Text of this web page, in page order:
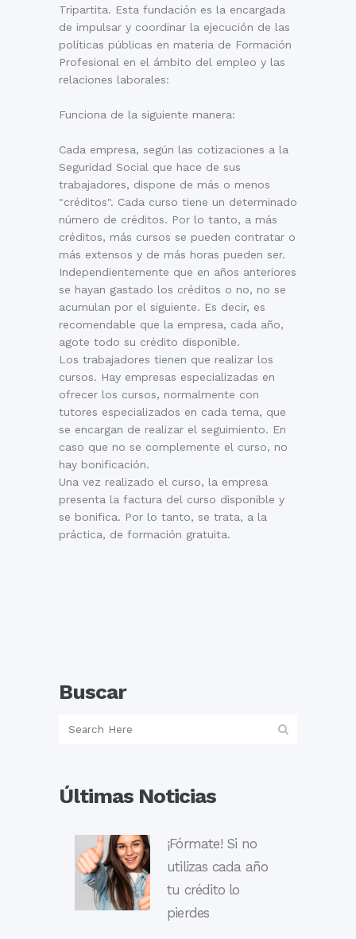
Tripartita. Esta fundación es la encargada
de impulsar y coordinar la ejecución de las
políticas públicas en materia de Formación
Profesional en el ámbito del empleo y las
relaciones laborales:
Funciona de la siguiente manera:
Cada empresa, según las cotizaciones a la
Seguridad Social que hace de sus
trabajadores, dispone de más o menos
"créditos". Cada curso tiene un determinado
número de créditos. Por lo tanto, a más
créditos, más cursos se pueden contratar o
más extensos y de más horas pueden ser.
Independientemente que en años anteriores
se hayan gastado los créditos o no, no se
acumulan por el siguiente. Es decir, es
recomendable que la empresa, cada año,
agote todo su crédito disponible.
Los trabajadores tienen que realizar los
cursos. Hay empresas especializadas en
ofrecer los cursos, normalmente con
tutores especializados en cada tema, que
se encargan de realizar el seguimiento. En
caso que no se complemente el curso, no
hay bonificación.
Una vez realizado el curso, la empresa
presenta la factura del curso disponible y
se bonifica. Por lo tanto, se trata, a la
práctica, de formación gratuita.
Buscar
Últimas Noticias
¡Fórmate! Si no
utilizas cada año
tu crédito lo
pierdes